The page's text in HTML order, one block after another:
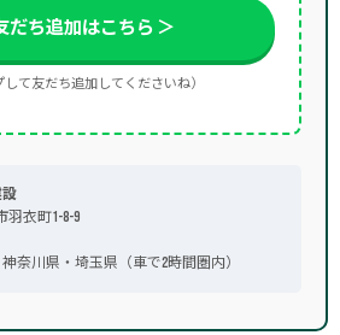
だち追加はこちら ＞
して友だち追加してくださいね）
羽衣町1-8-9
奈川県・埼玉県（車で2時間圏内）